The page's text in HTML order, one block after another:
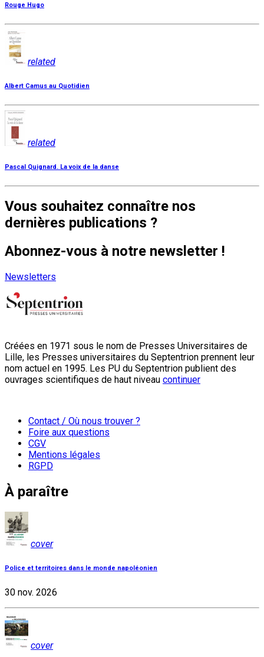
Rouge Hugo
related
Albert Camus au Quotidien
related
Pascal Quignard. La voix de la danse
Vous souhaitez connaître nos
dernières publications ?
Abonnez-vous à notre newsletter !
Newsletters
Créées en 1971 sous le nom de Presses Universitaires de
Lille, les Presses universitaires du Septentrion prennent leur
nom actuel en 1995. Les PU du Septentrion publient des
ouvrages scientifiques de haut niveau continuer
Contact / Où nous trouver ?
Foire aux questions
CGV
Mentions légales
RGPD
À paraître
cover
Police et territoires dans le monde napoléonien
30 nov. 2026
cover